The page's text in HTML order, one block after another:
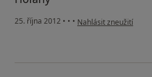
25. října 2012 • • • podle názoru
Nahlásit zneužití